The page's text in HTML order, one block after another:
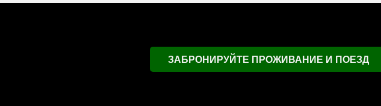
ЗАБРОНИРУЙТЕ ПРОЖИВАНИЕ И ПОЕЗД